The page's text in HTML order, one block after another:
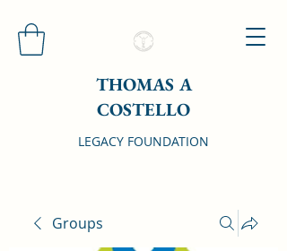
THOMAS A
COSTELLO
LEGACY FOUNDATION
Groups